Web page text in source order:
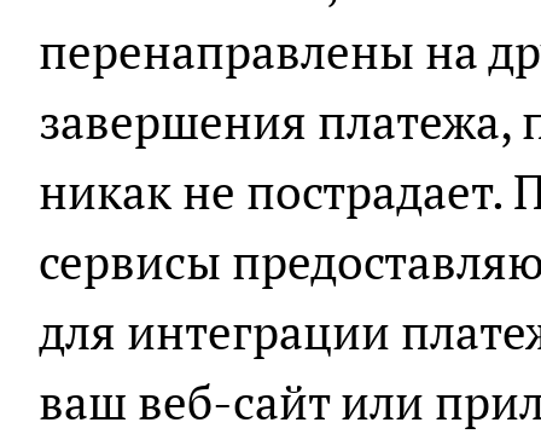
перенаправлены на
завершения платежа,
никак не
сервисы
для интеграции
ваш веб-сайт или